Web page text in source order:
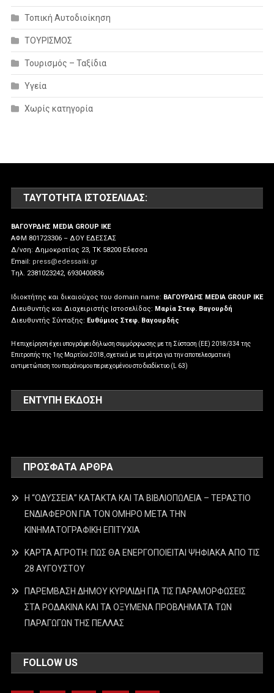
Τοπική Αυτοδιοίκηση
ΤΟΥΡΙΣΜΟΣ
Τουρισμός – Ταξίδια
Υγεία
Χωρίς κατηγορία
ΤΑΥΤΌΤΗΤΑ ΙΣΤΟΣΕΛΊΔΑΣ:
ΒΑΓΟΥΡΔΗΣ MEDIA GROUP IKE
ΑΦΜ 801723306 – ΔΟΥ ΕΔΕΣΣΑΣ
Δ/νση: Δημοκρατίας 23, ΤΚ 58200 Εδεσσα
Email: press@edessaiki.gr
Tηλ. 2381023242, 6930400836
Ιδιοκτήτης και δικαιούχος του domain name: ΒΑΓΟΥΡΔΗΣ MEDIA GROUP IKE
Διευθυντής και Διαχειριστής Ιστοσελίδας: Μαρία Στεφ. Βαγουρδή
Διευθυντής Σύνταξης: Ευθύμιος Στεφ. Βαγουρδής
Η επιχείρηση έχει υπογράψει δήλωση συμμόρφωσης με τη Σύσταση (ΕΕ) 2018/334 της
Επιτροπής της 1ης Μαρτίου 2018, σχετικά με τα μέτρα για την αποτελεσματική
αντιμετώπιση του παράνομου περιεχομένου στο διαδίκτυο (L 63)
ΕΝΤΥΠΗ ΕΚΔΟΣΗ
ΠΡΌΣΦΑΤΑ ΆΡΘΡΑ
Η “ΟΔΥΣΣΕΙΑ” ΚΑΤΑΚΤΑ ΚΑΙ ΤΑ ΒΙΒΛΙΟΠΩΛΕΙΑ – ΤΕΡΑΣΤΙΟ
ΕΝΔΙΑΦΕΡΟΝ ΓΙΑ ΤΟΝ ΟΜΗΡΟ ΜΕΤΑ ΤΗΝ
ΚΙΝΗΜΑΤΟΓΡΑΦΙΚΗ ΕΠΙΤΥΧΙΑ
ΚΑΡΤΑ ΑΓΡΟΤΗ: ΠΩΣ ΘΑ ΕΝΕΡΓΟΠΟΙΕΙΤΑΙ ΨΗΦΙΑΚΑ ΑΠΟ ΤΙΣ
28 ΑΥΓΟΥΣΤΟΥ
ΠΑΡΕΜΒΑΣΗ ΔΗΜΟΥ ΚΥΡΙΛΙΔΗ ΓΙΑ ΤΙΣ ΠΑΡΑΜΟΡΦΩΣΕΙΣ
ΣΤΑ ΡΟΔΑΚΙΝΑ ΚΑΙ ΤΑ ΟΞΥΜΕΝΑ ΠΡΟΒΛΗΜΑΤΑ ΤΩΝ
ΠΑΡΑΓΩΓΩΝ ΤΗΣ ΠΕΛΛΑΣ
FOLLOW US